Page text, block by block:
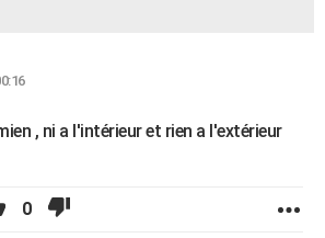
, ni a l'intérieur et rien a l'extérieur
0